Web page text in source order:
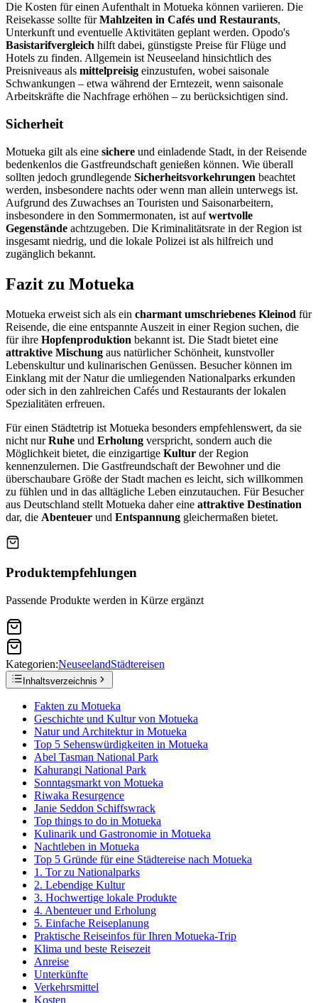
Die Kosten für einen Aufenthalt in Motueka können variieren. Die
Reisekasse sollte fürMahlzeiten in Cafés und Restaurants,
Unterkunft und eventuelle Aktivitäten geplant werden. Opodo's
Basistarifvergleich hilft dabei, günstigste Preise für Flüge und
Hotels zu finden. Allgemein ist Neuseeland hinsichtlich des
Preisniveaus als mittelpreisig einzustufen, wobei saisonale
Schwankungen – etwa während der Erntezeit, wenn saisonale
Arbeitskräfte die Nachfrage erhöhen – zu berücksichtigen sind.
Sicherheit
Motueka gilt als eine sichere und einladende Stadt, in der Reisende
bedenkenlos die Gastfreundschaft genießen können. Wie überall
sollten jedoch grundlegende Sicherheitsvorkehrungen beachtet
werden, insbesondere nachts oder wenn man allein unterwegs ist.
Aufgrund des Zuwachses an Touristen und Saisonarbeitern,
insbesondere in den Sommermonaten, ist aufwertvolle
Gegenstände achtzugeben. Die Kriminalitätsrate in der Region ist
insgesamt niedrig, und die lokale Polizei ist als hilfreich und
zugänglich bekannt.
Fazit zu Motueka
Motueka erweist sich als ein charmant umschriebenes Kleinod für
Reisende, die eine entspannte Auszeit in einer Region suchen, die
für ihre Hopfenproduktion bekannt ist. Die Stadt bietet eine
attraktive Mischung aus natürlicher Schönheit, kunstvoller
Lebenskultur und kulinarischen Genüssen. Besucher können im
Einklang mit der Natur die umliegenden Nationalparks erkunden
oder sich in den zahlreichen Cafés und Restaurants der lokalen
Spezialitäten erfreuen.
Für einen Städtetrip ist Motueka besonders empfehlenswert, da sie
nicht nurRuhe und Erholung verspricht, sondern auch die
Möglichkeit bietet, die einzigartige Kultur der Region
kennenzulernen. Die Gastfreundschaft der Bewohner und die
überschaubare Größe der Stadt machen es leicht, sich willkommen
zu fühlen und in das alltägliche Leben einzutauchen. Für Besucher
aus Deutschland stellt Motueka daher eine attraktive Destination
dar, die Abenteuer und Entspannung gleichermaßen bietet.
Produktempfehlungen
Passende Produkte werden in Kürze ergänzt
Kategorien:NeuseelandStädtereisen
Inhaltsverzeichnis
Fakten zu Motueka
Geschichte und Kultur von Motueka
Natur und Architektur in Motueka
Top 5 Sehenswürdigkeiten in Motueka
Abel Tasman National Park
Kahurangi National Park
Sonntagsmarkt von Motueka
Riwaka Resurgence
Janie Seddon Schiffswrack
Top things to do in Motueka
Kulinarik und Gastronomie in Motueka
Nachtleben in Motueka
Top 5 Gründe für eine Städtereise nach Motueka
1. Tor zu Nationalparks
2. Lebendige Kultur
3. Hochwertige lokale Produkte
4. Abenteuer und Erholung
5. Einfache Reiseplanung
Praktische Reiseinfos für Ihren Motueka-Trip
Klima und beste Reisezeit
Anreise
Unterkünfte
Verkehrsmittel
Kosten